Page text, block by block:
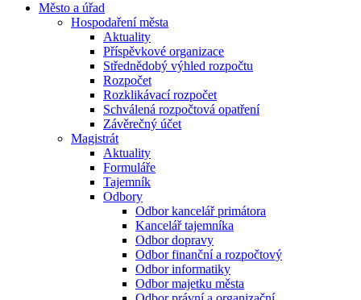
Město a úřad
Hospodaření města
Aktuality
Příspěvkové organizace
Střednědobý výhled rozpočtu
Rozpočet
Rozklikávací rozpočet
Schválená rozpočtová opatření
Závěrečný účet
Magistrát
Aktuality
Formuláře
Tajemník
Odbory
Odbor kancelář primátora
Kancelář tajemníka
Odbor dopravy
Odbor finanční a rozpočtový
Odbor informatiky
Odbor majetku města